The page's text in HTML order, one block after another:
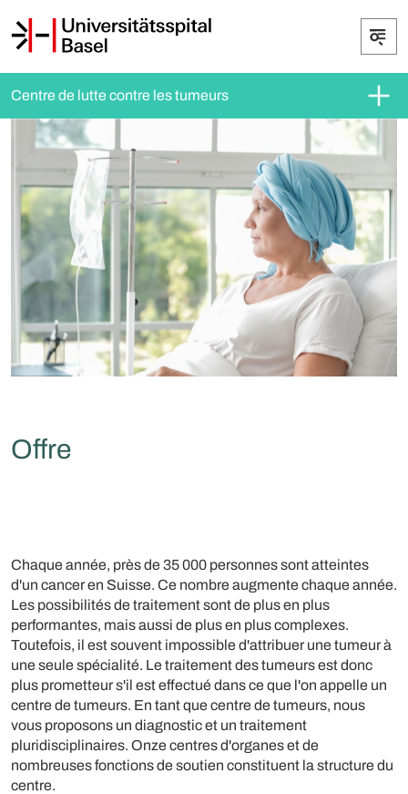
Centre de lutte contre les tumeurs
Offre
Chaque année, près de 35 000 personnes sont atteintes
d'un cancer en Suisse. Ce nombre augmente chaque année.
Les possibilités de traitement sont de plus en plus
performantes, mais aussi de plus en plus complexes.
Toutefois, il est souvent impossible d'attribuer une tumeur à
une seule spécialité. Le traitement des tumeurs est donc
plus prometteur s'il est effectué dans ce que l'on appelle un
centre de tumeurs. En tant que centre de tumeurs, nous
vous proposons un diagnostic et un traitement
pluridisciplinaires. Onze centres d'organes et de
nombreuses fonctions de soutien constituent la structure du
centre.